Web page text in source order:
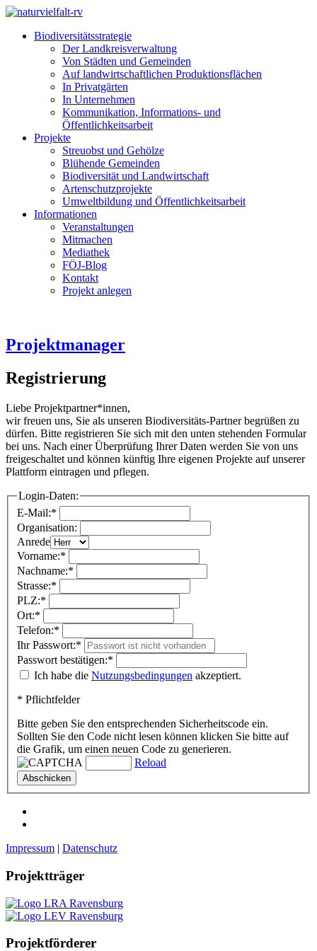
Biodiversitätsstrategie
Der Landkreisverwaltung
Von Städten und Gemeinden
Auf landwirtschaftlichen Produktionsflächen
In Privatgärten
In Unternehmen
Kommunikation, Informations- und
Öffentlichkeitsarbeit
Projekte
Streuobst und Gehölze
Blühende Gemeinden
Biodiversität und Landwirtschaft
Artenschutzprojekte
Umweltbildung und Öffentlichkeitsarbeit
Informationen
Veranstaltungen
Mitmachen
Mediathek
FÖJ-Blog
Kontakt
Projekt anlegen
Projektmanager
Registrierung
Liebe Projektpartner*innen,
wir freuen uns, Sie als unseren Biodiversitäts-Partner begrüßen zu
dürfen. Bitte registrieren Sie sich mit den unten stehenden Formular
bei uns. Nach einer Überprüfung Ihrer Daten werden Sie von uns
freigeschaltet und können künftig Ihre eigenen Projekte auf unserer
Plattform eintragen und pflegen.
Login-Daten:
E-Mail:*
Organisation:
Anrede
Vorname:*
Nachname:*
Strasse:*
PLZ:*
Ort:*
Telefon:*
Ihr Passwort:*
Passwort bestätigen:*
Ich habe die Nutzungsbedingungen akzeptiert.
* Pflichtfelder
Bitte geben Sie den entsprechenden Sicherheitscode ein.
Sollten Sie den Code nicht lesen können klicken Sie bitte auf
die Grafik, um einen neuen Code zu generieren.
Reload
Abschicken
Impressum | Datenschutz
Projektträger
Projektförderer